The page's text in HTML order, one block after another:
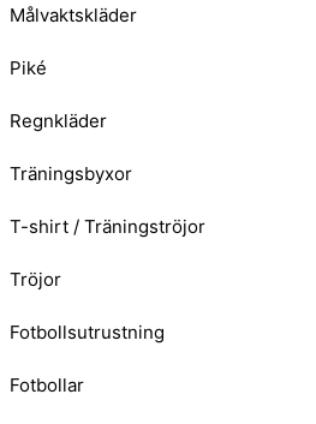
Målvaktskläder
Piké
Regnkläder
Träningsbyxor
T-shirt / Träningströjor
Tröjor
Fotbollsutrustning
Fotbollar